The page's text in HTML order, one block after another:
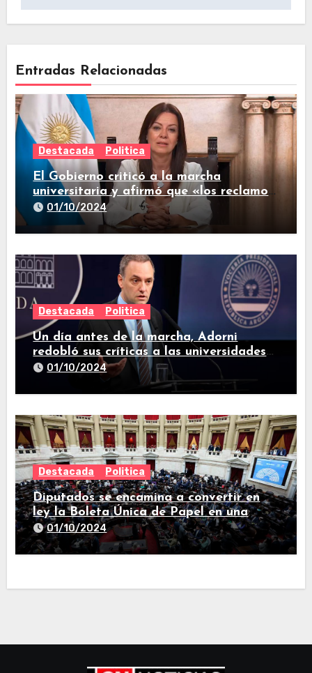
Entradas Relacionadas
Destacada Politica
El Gobierno criticó a la marcha
universitaria y afirmó que «los reclamos
están todos resueltos»
01/10/2024
Destacada Politica
Un día antes de la marcha, Adorni
redobló sus críticas a las universidades
nacionales
01/10/2024
Destacada Politica
Diputados se encamina a convertir en
ley la Boleta Única de Papel en una
larga sesión
01/10/2024